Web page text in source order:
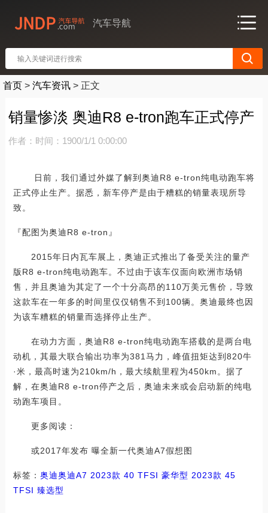
汽车导航
首页 > 汽车资讯 > 正文
销量惨淡 奥迪R8 e-tron跑车正式停产
作者： 时间：1900/1/1 0:00:00
日前，我们通过外媒了解到奥迪R8 e-tron纯电动跑车将
正式停止生产。据悉，新车停产是由于糟糕的销量表现所导
致。
『配图为奥迪R8 e-tron』
2015年日内瓦车展上，奥迪正式推出了备受关注的量产
版R8 e-tron纯电动跑车。不过由于该车仅面向欧洲市场销
售，并且奥迪为其定了一个十分高昂的110万美元售价，导致
这款车在一年多的时间里仅仅销售不到100辆。奥迪最终也因
为该车糟糕的销量而选择停止生产。
在动力方面，奥迪R8 e-tron纯电动跑车搭载的是两台电
动机，其最大联合输出功率为381马力，峰值扭矩达到820牛
·米，最高时速为210km/h，最大续航里程为450km。据了
解，在奥迪R8 e-tron停产之后，奥迪未来或会启动新的纯电
动跑车项目。
更多阅读：
或2017年发布 曝全新一代奥迪A7假想图
标签： 奥迪奥迪A7 2023款 40 TFSI 豪华型 2023款 45
TFSI 臻选型